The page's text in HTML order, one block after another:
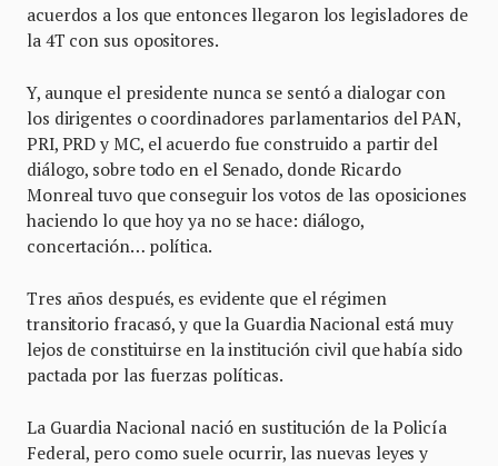
acuerdos a los que entonces llegaron los legisladores de
la 4T con sus opositores.
Y, aunque el presidente nunca se sentó a dialogar con
los dirigentes o coordinadores parlamentarios del PAN,
PRI, PRD y MC, el acuerdo fue construido a partir del
diálogo, sobre todo en el Senado, donde Ricardo
Monreal tuvo que conseguir los votos de las oposiciones
haciendo lo que hoy ya no se hace: diálogo,
concertación… política.
Tres años después, es evidente que el régimen
transitorio fracasó, y que la Guardia Nacional está muy
lejos de constituirse en la institución civil que había sido
pactada por las fuerzas políticas.
La Guardia Nacional nació en sustitución de la Policía
Federal, pero como suele ocurrir, las nuevas leyes y